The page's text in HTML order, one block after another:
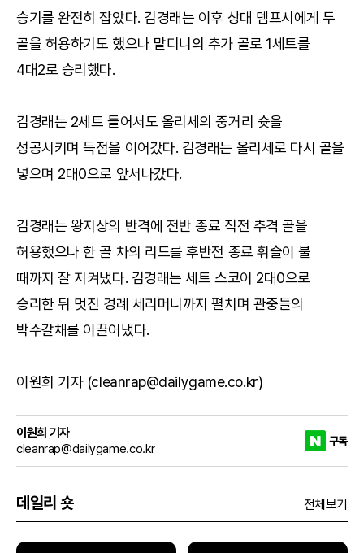
승기를 완전히 잡았다. 김경래는 이후 상대 뎀프시에게 두
골을 허용하기도 했으나 말디니의 추가 골로 1세트를
4대2로 승리했다.
김경래는 2세트 들어서도 올리세의 중거리 슛을
성공시키며 득점을 이어갔다. 김경래는 올리세로 다시 골을
넣으며 2대0으로 앞서나갔다.
김경래는 왕지상의 반격에 전반 종료 직전 추격 골을
허용했으나 한 골 차의 리드를 후반전 종료 휘슬이 불
때까지 잘 지켜냈다. 김경래는 세트 스코어 2대0으로
승리한 뒤 멋진 경례 세리머니까지 펼치며 관중들의
박수갈채를 이끌어냈다.
이원희 기자 (cleanrap@dailygame.co.kr)
이원희 기자
cleanrap@dailygame.co.kr
구독
데일리 숏 전체보기